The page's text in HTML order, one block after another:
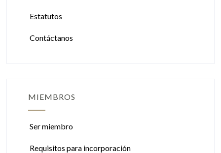
Estatutos
Contáctanos
MIEMBROS
Ser miembro
Requisitos para incorporación